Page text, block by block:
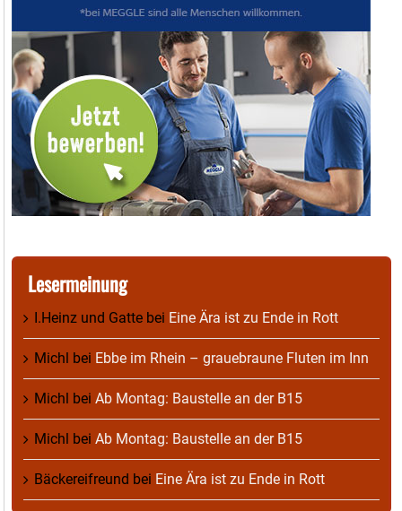
Lesermeinung
I.Heinz und Gatte bei Eine Ära ist zu Ende in Rott
Michl bei Ebbe im Rhein – grauebraune Fluten im Inn
Michl bei Ab Montag: Baustelle an der B15
Michl bei Ab Montag: Baustelle an der B15
Bäckereifreund bei Eine Ära ist zu Ende in Rott